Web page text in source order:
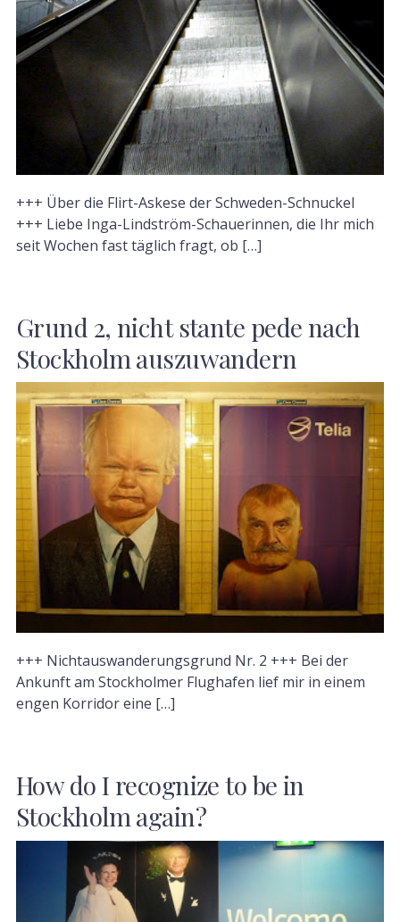
+++ Über die Flirt-Askese der Schweden-Schnuckel
+++ Liebe Inga-Lindström-Schauerinnen, die Ihr mich
seit Wochen fast täglich fragt, ob […]
Grund 2, nicht stante pede nach
Stockholm auszuwandern
+++ Nichtauswanderungsgrund Nr. 2 +++ Bei der
Ankunft am Stockholmer Flughafen lief mir in einem
engen Korridor eine […]
How do I recognize to be in
Stockholm again?